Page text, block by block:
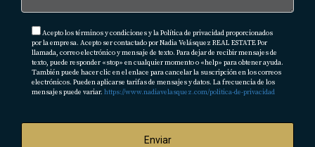
Acepto los términos y condiciones y la Política de privacidad proporcionados
por la empresa. Acepto ser contactado por Nadia Velásquez REAL ESTATE Por
llamada, correo electrónico y mensaje de texto. Para dejar de recibir mensajes de
texto, puede responder «stop» en cualquier momento o «help» para obtener ayuda.
También puede hacer clic en el enlace para cancelar la suscripción en los correos
electrónicos. Pueden aplicarse tarifas de mensajes y datos. La frecuencia de los
mensajes puede variar. https://www.nadiavelasquez.com/politica-de-privacidad
Enviar